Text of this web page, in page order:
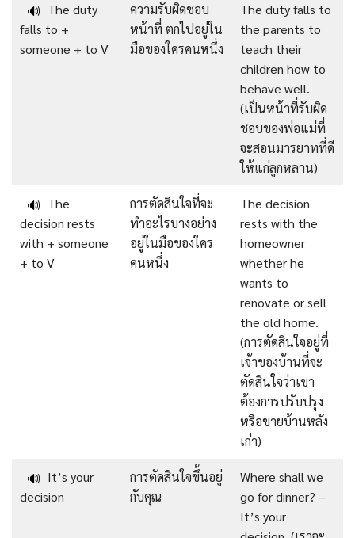
🔊 The duty
falls to +
someone + to V
ความรับผิดชอบ
หน้าที่ ตกไปอยู่ใน
มือของใครคนหนึ่ง
The duty falls to
the parents to
teach their
children how to
behave well.
(เป็นหน้าที่รับผิด
ชอบของพ่อแม่ที่
จะสอนมารยาทที่ดี
ให้แก่ลูกหลาน)
🔊 The
decision rests
with + someone
+ to V
การตัดสินใจที่จะ
ทำอะไรบางอย่าง
อยู่ในมือของใคร
คนหนึ่ง
The decision
rests with the
homeowner
whether he
wants to
renovate or sell
the old home.
(การตัดสินใจอยู่ที่
เจ้าของบ้านที่จะ
ตัดสินใจว่าเขา
ต้องการปรับปรุง
หรือขายบ้านหลัง
เก่า)
🔊 It’s your
decision
การตัดสินใจขึ้นอยู่
กับคุณ
Where shall we
go for dinner? –
It’s your